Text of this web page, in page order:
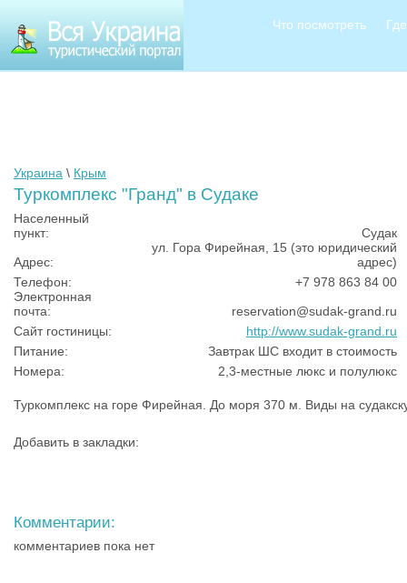
Что посмотреть
Украина \ Крым
Туркомплекс "Гранд" в Судаке
Населенный
пункт:
Судак
Адрес:
ул. Гора Фирейная, 15 (это юридический
адрес)
Телефон:
+7 978 863 84 00
Электронная
почта:
reservation@sudak-grand.ru
Сайт гостиницы:
http://www.sudak-grand.ru
Питание:
Завтрак ШС входит в стоимость
Номера:
2,3-местные люкс и полулюкс
Туркомплекс на горе Фирейная. До моря 370 м. Виды на
Добавить в закладки:
Комментарии:
комментариев пока нет